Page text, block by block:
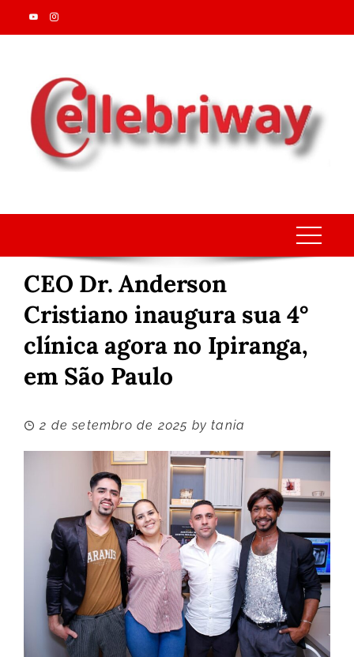
Skip
to
CEO Dr. Anderson
Cristiano inaugura sua 4°
clínica agora no Ipiranga,
em São Paulo
2 de setembro de 2025 bytania